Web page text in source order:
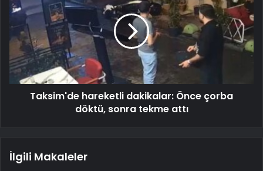
Taksim'de hareketli dakikalar: Önce çorba
döktü, sonra tekme attı
İlgili Makaleler